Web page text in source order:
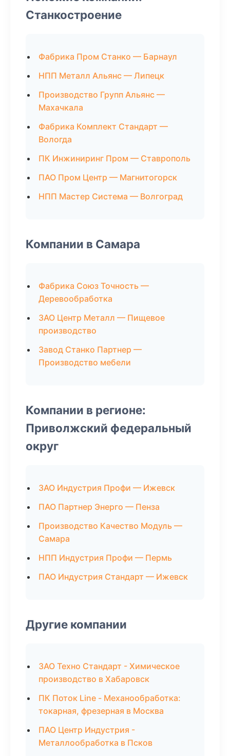
Станкостроение
Фабрика Пром Станко — Барнаул
НПП Металл Альянс — Липецк
Производство Групп Альянс —
Махачкала
Фабрика Комплект Стандарт —
Вологда
ПК Инжиниринг Пром — Ставрополь
ПАО Пром Центр — Магнитогорск
НПП Мастер Система — Волгоград
Компании в Самара
Фабрика Союз Точность —
Деревообработка
ЗАО Центр Металл — Пищевое
производство
Завод Станко Партнер —
Производство мебели
Компании в регионе:
Приволжский федеральный
округ
ЗАО Индустрия Профи — Ижевск
ПАО Партнер Энерго — Пенза
Производство Качество Модуль —
Самара
НПП Индустрия Профи — Пермь
ПАО Индустрия Стандарт — Ижевск
Другие компании
ЗАО Техно Стандарт - Химическое
производство в Хабаровск
ПК Поток Line - Механообработка:
токарная, фрезерная в Москва
ПАО Центр Индустрия -
Металлообработка в Псков